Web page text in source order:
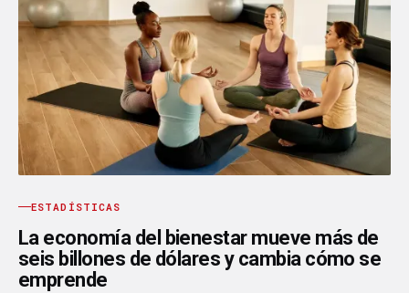
ESTADÍSTICAS
La economía del bienestar mueve más de
seis billones de dólares y cambia cómo se
emprende